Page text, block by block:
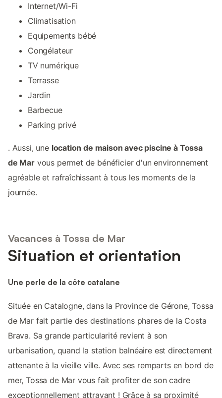
Internet/Wi-Fi
Climatisation
Equipements bébé
Congélateur
TV numérique
Terrasse
Jardin
Barbecue
Parking privé
. Aussi, une location de maison avec piscine à Tossa
de Marvous permet de bénéficier d'un environnement
agréable et rafraîchissant à tous les moments de la
journée.
Vacances à Tossa de Mar
Situation et orientation
Une perle de la côte catalane
Située en Catalogne, dans la Province de Gérone, Tossa
de Mar fait partie des destinations phares de la Costa
Brava. Sa grande particularité revient à son
urbanisation, quand la station balnéaire est directement
attenante à la vieille ville. Avec ses remparts en bord de
mer, Tossa de Mar vous fait profiter de son cadre
exceptionnellement attrayant ! Grâce à sa proximité